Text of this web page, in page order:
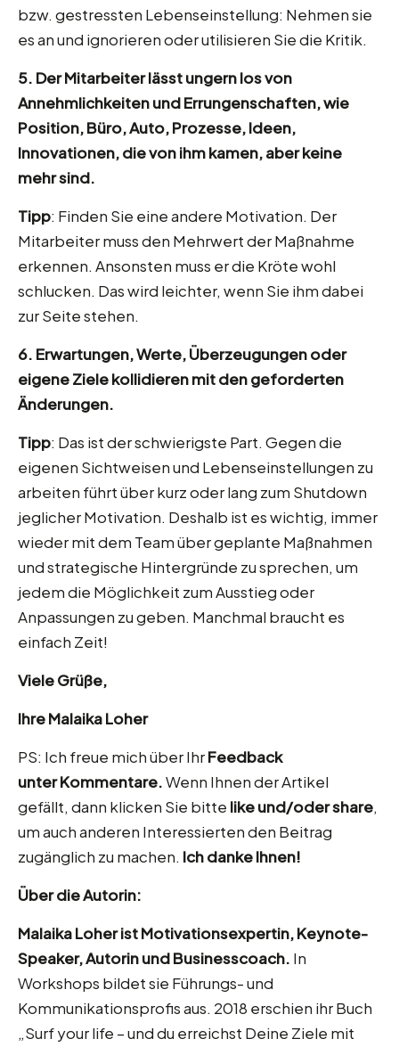
bzw. gestressten Lebenseinstellung: Nehmen sie
es an und ignorieren oder utilisieren Sie die Kritik.
5. Der Mitarbeiter lässt ungern los von
Annehmlichkeiten und Errungenschaften, wie
Position, Büro, Auto, Prozesse, Ideen,
Innovationen, die von ihm kamen, aber keine
mehr sind.
Tipp: Finden Sie eine andere Motivation. Der
Mitarbeiter muss den Mehrwert der Maßnahme
erkennen. Ansonsten muss er die Kröte wohl
schlucken. Das wird leichter, wenn Sie ihm dabei
zur Seite stehen.
6. Erwartungen, Werte, Überzeugungen oder
eigene Ziele kollidieren mit den geforderten
Änderungen.
Tipp: Das ist der schwierigste Part. Gegen die
eigenen Sichtweisen und Lebenseinstellungen zu
arbeiten führt über kurz oder lang zum Shutdown
jeglicher Motivation. Deshalb ist es wichtig, immer
wieder mit dem Team über geplante Maßnahmen
und strategische Hintergründe zu sprechen, um
jedem die Möglichkeit zum Ausstieg oder
Anpassungen zu geben. Manchmal braucht es
einfach Zeit!
Viele Grüße,
Ihre Malaika Loher
PS: Ich freue mich über IhrFeedback
unter Kommentare.Wenn Ihnen der Artikel
gefällt, dann klicken Sie bitte like und/oder share,
um auch anderen Interessierten den Beitrag
zugänglich zu machen. Ich danke Ihnen!
Über die Autorin:
Malaika Loher ist Motivationsexpertin, Keynote-
Speaker, Autorin und Businesscoach. In
Workshops bildet sie Führungs- und
Kommunikationsprofis aus. 2018 erschien ihr Buch
„Surf your life – und du erreichst Deine Ziele mit